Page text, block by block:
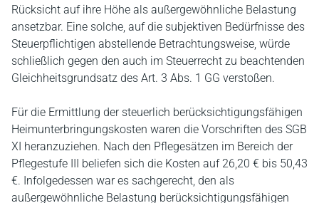
Rücksicht auf ihre Höhe als außergewöhnliche Belastung
ansetzbar. Eine solche, auf die subjektiven Bedürfnisse des
Steuerpflichtigen abstellende Betrachtungsweise, würde
schließlich gegen den auch im Steuerrecht zu beachtenden
Gleichheitsgrundsatz des Art. 3 Abs. 1 GG verstoßen.
Für die Ermittlung der steuerlich berücksichtigungsfähigen
Heimunterbringungskosten waren die Vorschriften des SGB
XI heranzuziehen. Nach den Pflegesätzen im Bereich der
Pflegestufe III beliefen sich die Kosten auf 26,20 € bis 50,43
€. Infolgedessen war es sachgerecht, den als
außergewöhnliche Belastung berücksichtigungsfähigen